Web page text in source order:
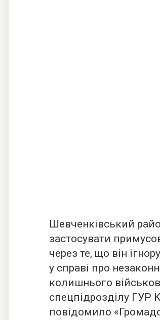
Шевченківський
застосувати
через те, що він
у справі про
колишнього
спецпідрозділу ГУР
повідомило